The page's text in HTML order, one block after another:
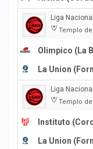
Liga
Templo del
Olimpico (La
La Union
Liga
Templo del
Instituto
La Union